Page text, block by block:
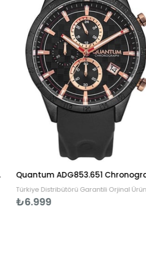
Türkiye Distribütörü Garantili Orjinal Ürün
₺6.999